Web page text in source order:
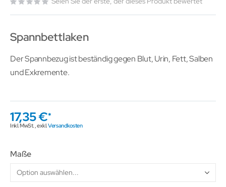
Spannbettlaken
Der Spannbezug ist beständig gegen Blut, Urin, Fett, Salben
und Exkremente.
17,35 €
Inkl. MwSt.,exkl.Versandkosten
Maße